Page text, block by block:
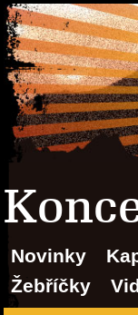
Novinky
Žebříčky